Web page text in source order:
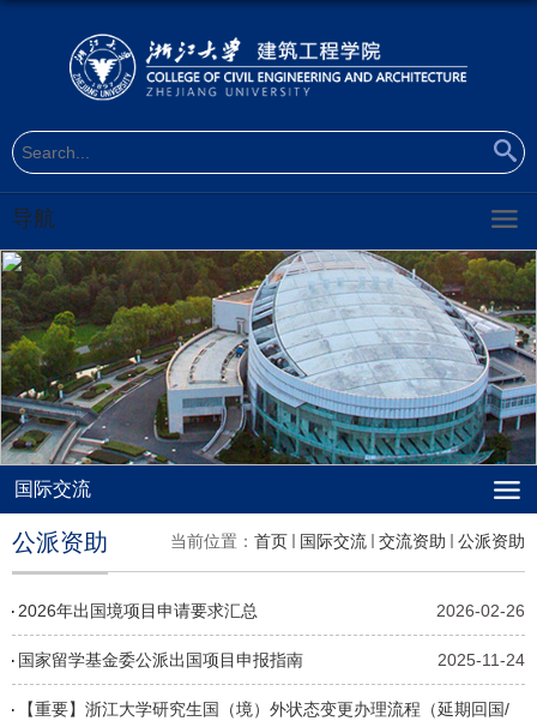
导航
国际交流
当前位置： 首页 国际交流 交流资助 公派资助
公派资助
2026年出国境项目申请要求汇总 2026-02-26
国家留学基金委公派出国项目申报指南 2025-11-24
【重要】浙江大学研究生国（境）外状态变更办理流程（延期回国/